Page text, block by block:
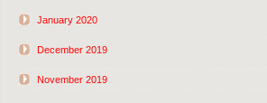
January 2020
December 2019
November 2019